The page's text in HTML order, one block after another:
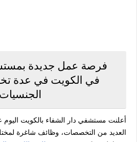
فرصة عمل جديدة
في الكويت في عدة
الجنسيات
أعلنت مستشفي دار الشفاء بالكويت
العديد من التخصصات، وظائف شاغرة